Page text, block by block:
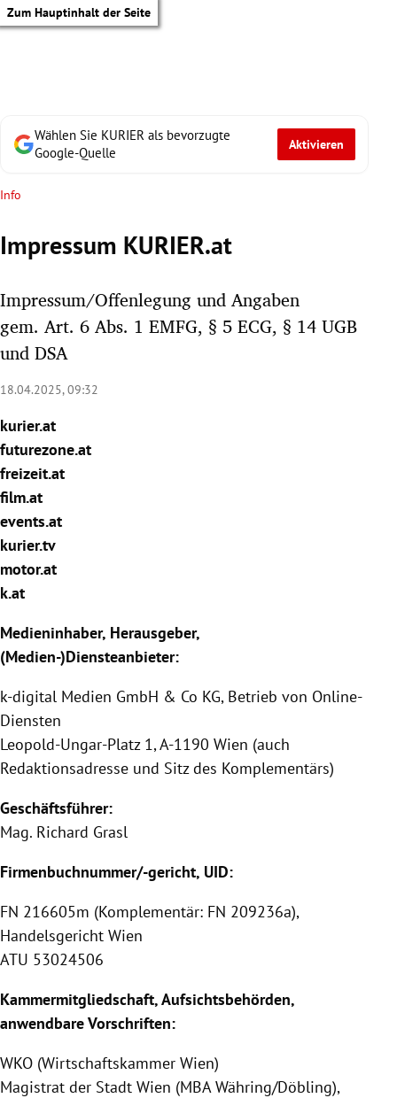
Zum Hauptinhalt der Seite
Untermenü
Untermenü
Untermenü
Untermenü
Untermenü
Untermenü
Untermenü
Untermenü
Wählen Sie KURIER als bevorzugte
Google-Quelle
Aktivieren
Info
Impressum KURIER.at
Impressum/Offenlegung und Angaben
gem. Art. 6 Abs. 1 EMFG, § 5 ECG, § 14 UGB
und DSA
18.04.2025, 09:32
kurier.at
futurezone.at
freizeit.at
film.at
events.at
kurier.tv
motor.at
k.at
Medieninhaber, Herausgeber,
(Medien-)Diensteanbieter:
k-digital Medien GmbH & Co KG, Betrieb von Online-
Diensten
Leopold-Ungar-Platz 1, A-1190 Wien (auch
Redaktionsadresse und Sitz des Komplementärs)
Geschäftsführer:
Mag. Richard Grasl
Firmenbuchnummer/-gericht, UID:
FN 216605m (Komplementär: FN 209236a),
Handelsgericht Wien
ATU 53024506
Kammermitgliedschaft, Aufsichtsbehörden,
anwendbare Vorschriften:
WKO (Wirtschaftskammer Wien)
Magistrat der Stadt Wien (MBA Währing/Döbling),